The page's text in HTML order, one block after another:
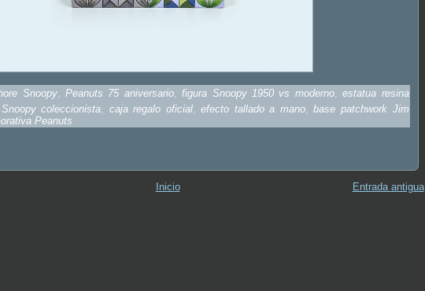
Snoopy,Peanuts 75 aniversario,figura Snoopy 1950 vs moderno,estatua resina
coleccionista, caja regalo oficial,efecto tallado a mano,base patchwork Jim
Peanuts
Entrada antigua
Inicio